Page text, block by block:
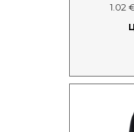
1.02